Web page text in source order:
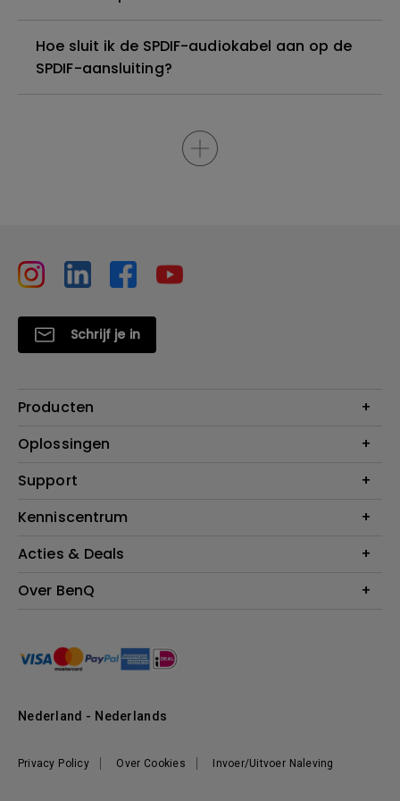
Hoe sluit ik de SPDIF-audiokabel aan op de
SPDIF-aansluiting?
Schrijf je in
Producten
Projectoren
Verlichting
Speakers
Oplossingen
Education
Support
Contact
BenQ Shop - FAQ
BenQ Shop - Retourneren
Kenniscentrum
Blog
Acties & Deals
Evenementen & Promoties
Over BenQ
Management
Nieuws
Werken bij BenQ
Privacy Policy Over Cookies Invoer/Uitvoer Naleving
Nederland - Nederlands